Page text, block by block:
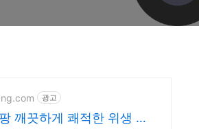
광고
깨끗하게 쾌적한 위생 관